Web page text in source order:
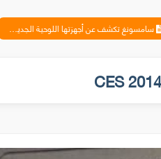
سامسونغ تكشف عن أجهزتها اللوحية الجديدة في CES 2014